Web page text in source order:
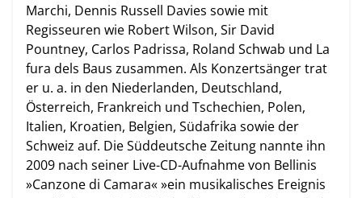
Marchi, Dennis Russell Davies sowie mit
Regisseuren wie Robert Wilson, Sir David
Pountney, Carlos Padrissa, Roland Schwab und La
fura dels Baus zusammen. Als Konzertsänger trat
er u. a. in den Niederlanden, Deutschland,
Österreich, Frankreich und Tschechien, Polen,
Italien, Kroatien, Belgien, Südafrika sowie der
Schweiz auf. Die Süddeutsche Zeitung nannte ihn
2009 nach seiner Live-CD-Aufnahme von Bellinis
»Canzone di Camara« »ein musikalisches Ereignis